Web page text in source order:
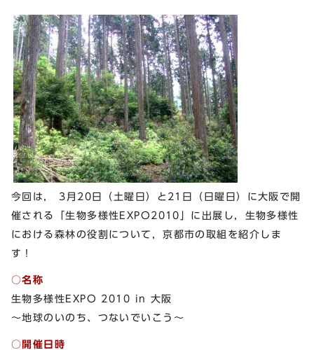
今回は， 3月20日（土曜日）と21日（日曜日）に大阪で開
催される「生物多様性EXPO2010」に出展し，生物多様性
における森林の役割について，京都市の取組を紹介しま
す！
○名称
生物多様性EXPO 2010 in 大阪
～地球のいのち、つないでいこう～
○開催日時